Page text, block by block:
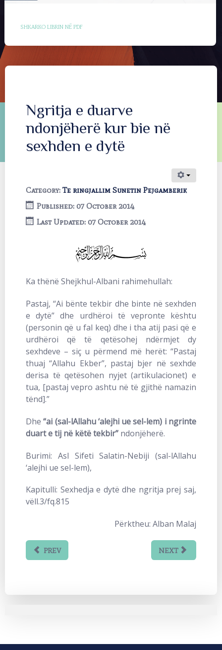
SHKARKO LIBRIN NË PDF
Ngritja e duarve
ndonjëherë kur bie në
sexhden e dytë
Category: Te ringjallim Sunetin Pejgamberik
Published: 07 October 2014
Last Updated: 07 October 2014
Ka thënë Shejkhul-Albani rahimehullah:
Pastaj, “Ai bënte tekbir dhe binte në sexhden
e dytë” dhe urdhëroi të vepronte kështu
(personin që u fal keq) dhe i tha atij pasi që e
urdhëroi që të qetësohej ndërmjet dy
sexhdeve – siç u përmend më herët: “Pastaj
thuaj “Allahu Ekber”, pastaj bjer në sexhde
derisa të qetësohen nyjet (artikulacionet) e
tua, [pastaj vepro ashtu në të gjithë namazin
tënd].”
Dhe“ai (sal-lAllahu ‘alejhi ue sel-lem) i ngrinte
duart e tij në këtë tekbir” ndonjëherë.
Burimi: Asl Sifeti Salatin-Nebiji (sal-lAllahu
‘alejhi ue sel-lem),
Kapitulli: Sexhedja e dytë dhe ngritja prej saj,
vëll.3/fq.815
Përktheu: Alban Malaj
PREV NEXT